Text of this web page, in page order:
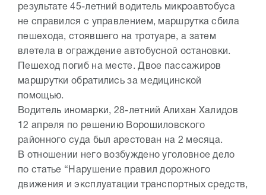
результате 45-летний водитель микроавтобуса
не справился с управлением, маршрутка сбила
пешехода, стоявшего на тротуаре, а затем
влетела в ограждение автобусной остановки.
Пешеход погиб на месте. Двое пассажиров
маршрутки обратились за медицинской
помощью.
Водитель иномарки, 28-летний Алихан Халидов
12 апреля по решению Ворошиловского
районного суда был арестован на 2 месяца.
В отношении него возбуждено уголовное дело
по статье “Нарушение правил дорожного
движения и эксплуатации транспортных средств,